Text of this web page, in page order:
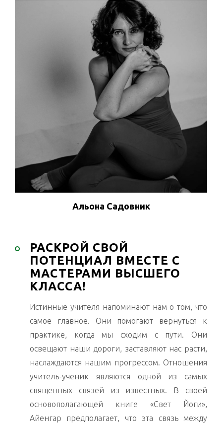
Альона Садовник
РАСКРОЙ СВОЙ
ПОТЕНЦИАЛ ВМЕСТЕ С
МАСТЕРАМИ ВЫСШЕГО
КЛАССА!
Истинные учителя напоминают нам о том, что
самое главное. Они помогают вернуться к
практике, когда мы сходим с пути. Они
освещают наши дороги, заставляют нас расти,
наслаждаются нашим прогрессом. Отношения
учитель-ученик являются одной из самых
священных связей из известных. В своей
основополагающей книге «Свет Йоги»,
Айенгар предполагает, что эта связь между